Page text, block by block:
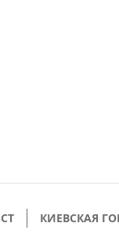
КИЕВСКАЯ